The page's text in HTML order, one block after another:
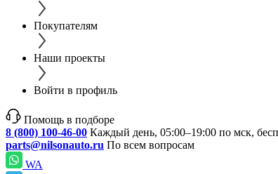
Покупателям
Наши проекты
Войти в профиль
Помощь в подборе
8 (800) 100-46-00 Каждый день, 05:00–19:00 по мск,
parts@nilsonauto.ru По всем вопросам
WA